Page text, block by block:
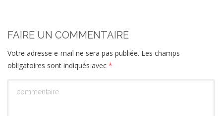
FAIRE UN COMMENTAIRE
Votre adresse e-mail ne sera pas publiée. Les champs
obligatoires sont indiqués avec *